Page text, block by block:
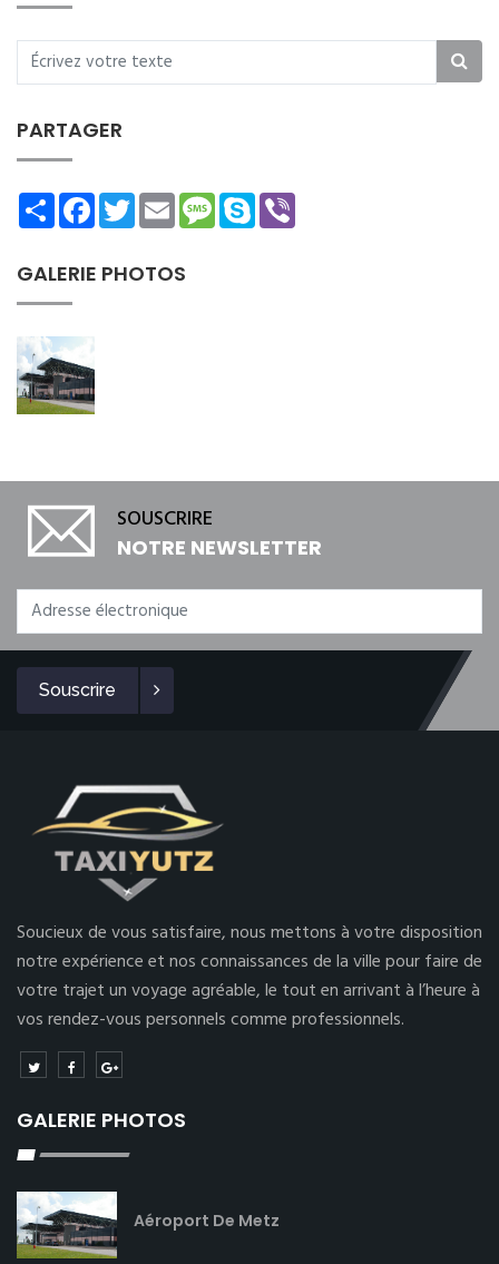
PARTAGER
ShareFacebookTwitterEmailMessage
Skype
GALERIE PHOTOS
SOUSCRIRE
NOTRE NEWSLETTER
Souscrire
Soucieux de vous satisfaire, nous mettons à votre disposition
notre expérience et nos connaissances de la ville pour faire de
votre trajet un voyage agréable, le tout en arrivant à l’heure à
vos rendez-vous personnels comme professionnels.
GALERIE PHOTOS
Aéroport De Metz